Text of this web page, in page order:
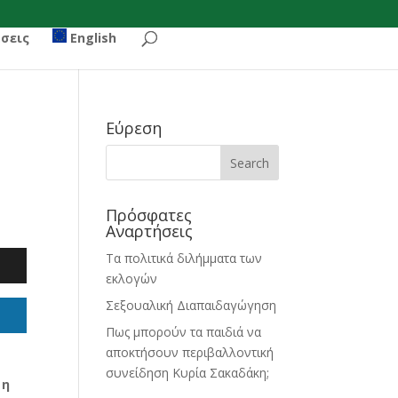
English
Εύρεση
Πρόσφατες
Αναρτήσεις
Τα πολιτικά διλήμματα των
εκλογών
Σεξουαλική Διαπαιδαγώγηση
Πως μπορούν τα παιδιά να
αποκτήσουν περιβαλλοντική
συνείδηση Κυρία Σακαδάκη;